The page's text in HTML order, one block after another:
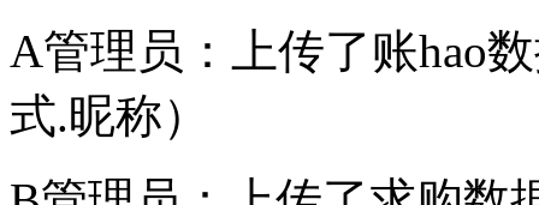
A管理员：上传了账hao
式.昵称）